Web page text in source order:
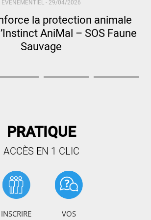
ÉVÉNEMENTIEL - 29/04/2026
la protection animale
AniMal – SOS Faune
Sauvage
PRATIQUE
ACCÈS EN 1 CLIC
INSCRIRE
VOS